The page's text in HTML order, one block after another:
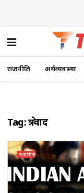
राजनीति अर्थव्यवस्था
Tag:क्षेत्रवाद
चलचित्र